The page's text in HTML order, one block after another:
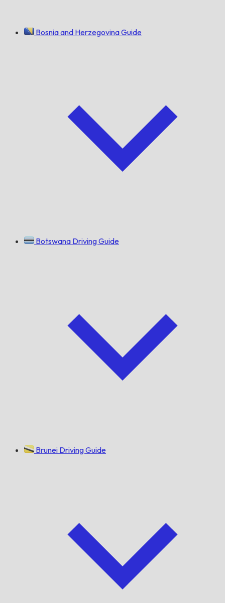
Bosnia and Herzegovina Guide
Botswana Driving Guide
Brunei Driving Guide